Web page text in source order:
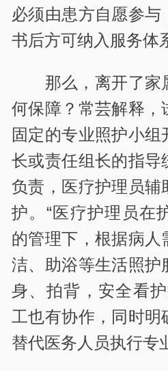
必须由患方自愿参与
书后方可纳入服务体
那么，离开了家
何保障？常芸解释，
固定的专业照护小
长或责任组长的指导
负责，医疗护理员辅
护。“医疗护理员在
的管理下，根据病人
洁、助浴等生活照护
身、拍背，安全看
工也有协作，同时明
替代医务人员执行专